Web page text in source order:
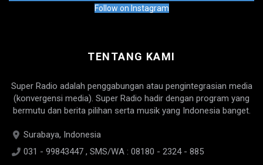
Follow on Instagram
TENTANG KAMI
Super Radio adalah penggabungan atau pengintegrasian media
(konvergensi media). Super Radio hadir dengan program yang
bermutu dan berita pilihan serta musik yang Indonesia banget.
Surabaya, Indonesia
031 - 99843447 , SMS/WA : 08180 - 2324 - 885